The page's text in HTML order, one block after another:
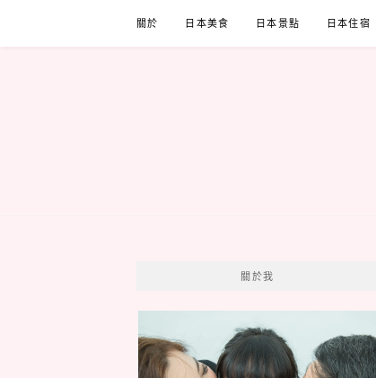
關於 日本美食 日本景點 日本住宿
關於我